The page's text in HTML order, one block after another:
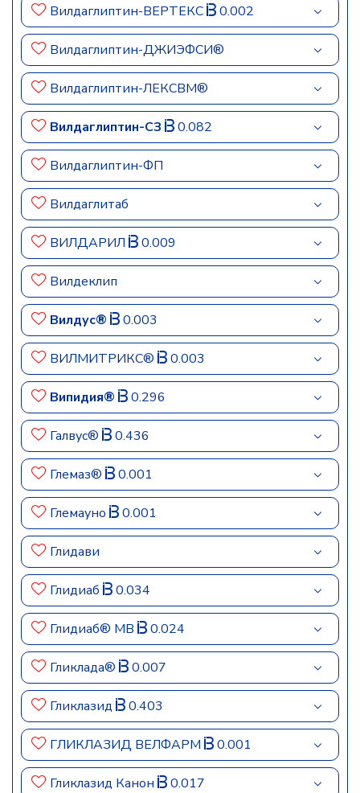
Вилдаглиптин-ВЕРТЕКС 0.002
Вилдаглиптин-ДЖИЭФСИ®
Вилдаглиптин-ЛЕКСВМ®
Вилдаглиптин-СЗ 0.082
Вилдаглиптин-ФП
Вилдаглитаб
ВИЛДАРИЛ 0.009
Вилдеклип
Вилдус® 0.003
ВИЛМИТРИКС® 0.003
Випидия® 0.296
Галвус® 0.436
Глемаз® 0.001
Глемауно 0.001
Глидави
Глидиаб 0.034
Глидиаб® МВ 0.024
Гликлада® 0.007
Гликлазид 0.403
ГЛИКЛАЗИД ВЕЛФАРМ 0.001
Гликлазид Канон 0.017